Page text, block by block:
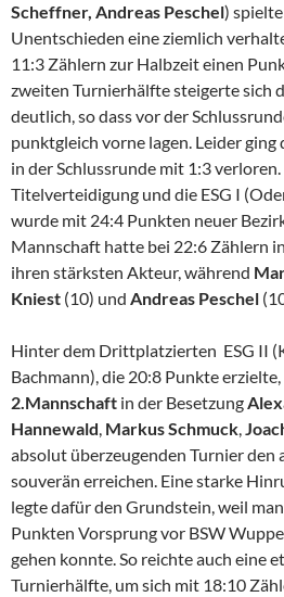
Scheffner, Andreas Peschel)
Unentschieden eine ziemlich
11:3 Zählern zur Halbzeit einen
zweiten Turnierhälfte steigerte sich
deutlich, so dass vor der
punktgleich vorne lagen. Leider ging
in der Schlussrunde mit 1:3
Titelverteidigung und die ESG I
wurde mit 24:4 Punkten neuer
Mannschaft hatte bei 22:6 Zählern in
ihren stärksten Akteur, während
Kniest (10) und Andreas Peschel
Hinter dem Drittplatzierten ESG II
Bachmann), die 20:8 Punkte
2.Mannschaft in der Besetzung
Hannewald, Markus Schmuck,
absolut überzeugenden Turnier den
souverän erreichen. Eine starke
legte dafür den Grundstein, weil
Punkten Vorsprung vor BSW
gehen konnte. So reichte auch eine
Turnierhälfte, um sich mit 18:10